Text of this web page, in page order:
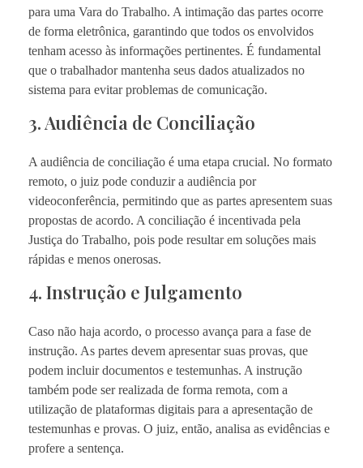
para uma Vara do Trabalho. A intimação das partes ocorre
de forma eletrônica, garantindo que todos os envolvidos
tenham acesso às informações pertinentes. É fundamental
que o trabalhador mantenha seus dados atualizados no
sistema para evitar problemas de comunicação.
3. Audiência de Conciliação
A audiência de conciliação é uma etapa crucial. No formato
remoto, o juiz pode conduzir a audiência por
videoconferência, permitindo que as partes apresentem suas
propostas de acordo. A conciliação é incentivada pela
Justiça do Trabalho, pois pode resultar em soluções mais
rápidas e menos onerosas.
4. Instrução e Julgamento
Caso não haja acordo, o processo avança para a fase de
instrução. As partes devem apresentar suas provas, que
podem incluir documentos e testemunhas. A instrução
também pode ser realizada de forma remota, com a
utilização de plataformas digitais para a apresentação de
testemunhas e provas. O juiz, então, analisa as evidências e
profere a sentença.